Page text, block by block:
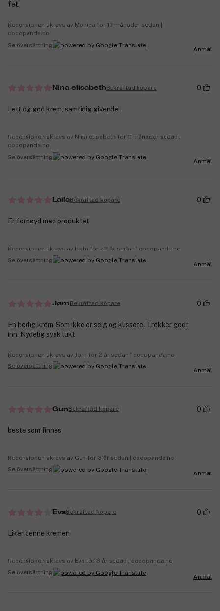
fet.
Recensionen skrevs av Monica för 10 månader sedan |
cocopanda.no
Se översättning
Anmäl
Nina elisabethBekräftad köpare 0
Lett og god krem, samtidig givende!
Recensionen skrevs av Nina elisabeth för 11 månader sedan |
cocopanda.no
Se översättning
Anmäl
LailaBekräftad köpare 0
Er fornøyd med produktet
Recensionen skrevs av Laila för ett år sedan | cocopanda.no
Se översättning
Anmäl
JørnBekräftad köpare 0
En herlig krem. Som ikke er seig og klissete. Trekker godt
inn. Nydelig svak lukt
Recensionen skrevs av Jørn för 2 år sedan | cocopanda.no
Se översättning
Anmäl
GunBekräftad köpare 0
beste som finnes
Recensionen skrevs av Gun för 3 år sedan | cocopanda.no
Se översättning
Anmäl
EvaBekräftad köpare 0
Liker denne kremen
Recensionen skrevs av Eva för 3 år sedan | cocopanda.no
Se översättning
Anmäl